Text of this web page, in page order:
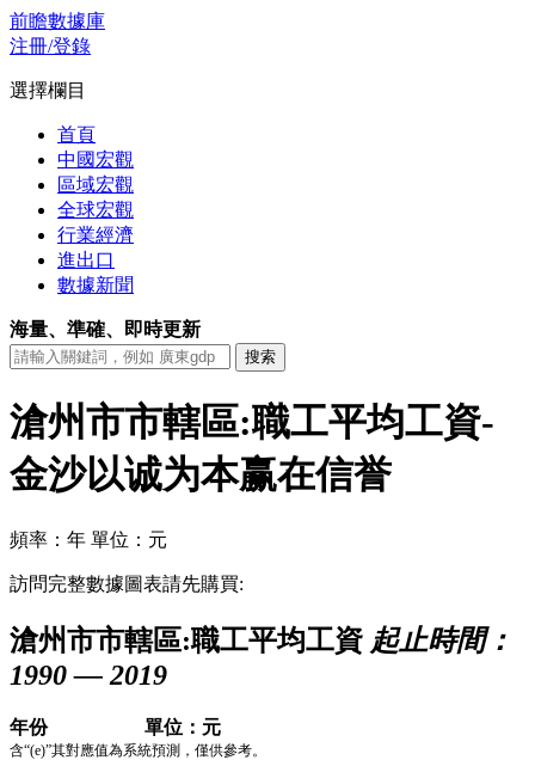
前瞻數據庫
注冊/登錄
選擇欄目
首頁
中國宏觀
區域宏觀
全球宏觀
行業經濟
進出口
數據新聞
海量、準確、即時更新
滄州市市轄區:職工平均工資-
金沙以诚为本赢在信誉
頻率：年 單位：元
訪問完整數據圖表請先購買:
滄州市市轄區:職工平均工資 起止時間：
1990 — 2019
年份 單位：元
含“(e)”其對應值為系統預測，僅供參考。